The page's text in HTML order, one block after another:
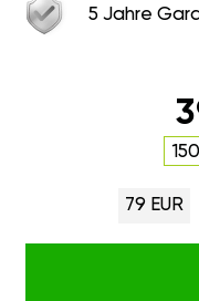
5 Jahre
79 EUR